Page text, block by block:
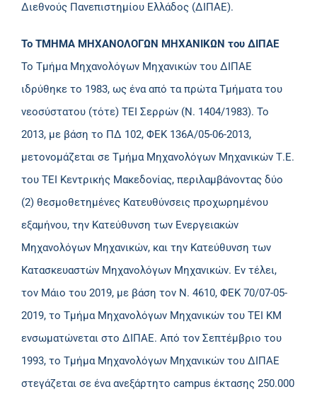
Διεθνούς Πανεπιστημίου Ελλάδος (ΔΙΠΑΕ).
Το ΤΜΗΜΑ ΜΗΧΑΝΟΛΟΓΩΝ ΜΗΧΑΝΙΚΩΝ του ΔΙΠΑΕ
Το Τμήμα Μηχανολόγων Μηχανικών του ΔΙΠΑΕ
ιδρύθηκε το 1983, ως ένα από τα πρώτα Τμήματα του
νεοσύστατου (τότε) ΤΕΙ Σερρών (Ν. 1404/1983). Το
2013, με βάση το ΠΔ 102, ΦΕΚ 136Α/05-06-2013,
μετονομάζεται σε Τμήμα Μηχανολόγων Μηχανικών Τ.Ε.
του ΤΕΙ Κεντρικής Μακεδονίας, περιλαμβάνοντας δύο
(2) θεσμοθετημένες Κατευθύνσεις προχωρημένου
εξαμήνου, την Κατεύθυνση των Ενεργειακών
Μηχανολόγων Μηχανικών, και την Κατεύθυνση των
Κατασκευαστών Μηχανολόγων Μηχανικών. Εν τέλει,
τον Μάιο του 2019, με βάση τον Ν. 4610, ΦΕΚ 70/07-05-
2019, το Τμήμα Μηχανολόγων Μηχανικών του ΤΕΙ ΚΜ
ενσωματώνεται στο ΔΙΠΑΕ. Από τον Σεπτέμβριο του
1993, το Τμήμα Μηχανολόγων Μηχανικών του ΔΙΠΑΕ
στεγάζεται σε ένα ανεξάρτητο campus έκτασης 250.000